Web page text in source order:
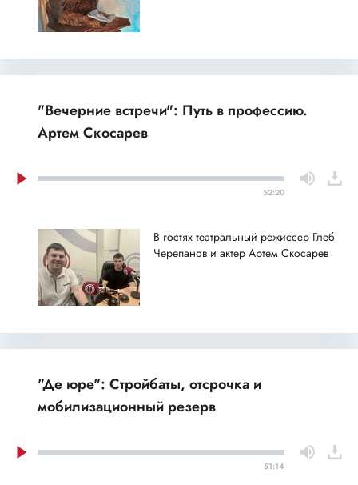
"Вечерние встречи": Путь в профессию.
Артем Скосарев
52:20
В гостях театральный режиссер Глеб
Черепанов и актер Артем Скосарев
"Де юре": Стройбаты, отсрочка и
мобилизационный резерв
51:14